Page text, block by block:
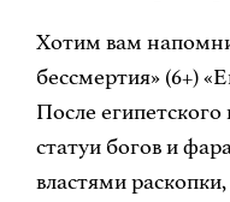
Хотим вам
бессмертия» (6+)
После
статуи богов и
властями